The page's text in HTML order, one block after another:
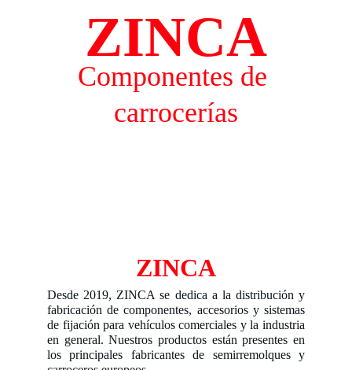
ZINCA
Componentes de
carrocerías
ZINCA
Desde 2019, ZINCA se dedica a la distribución y
fabricación de componentes, accesorios y sistemas
de fijación para vehículos comerciales y la industria
en general. Nuestros productos están presentes en
los principales fabricantes de semirremolques y